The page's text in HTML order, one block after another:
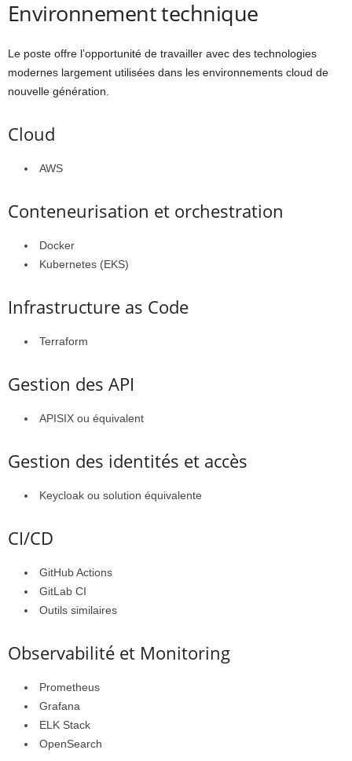
Environnement technique
Le poste offre l’opportunité de travailler avec des technologies
modernes largement utilisées dans les environnements cloud de
nouvelle génération.
Cloud
AWS
Conteneurisation et orchestration
Docker
Kubernetes (EKS)
Infrastructure as Code
Terraform
Gestion des API
APISIX ou équivalent
Gestion des identités et accès
Keycloak ou solution équivalente
CI/CD
GitHub Actions
GitLab CI
Outils similaires
Observabilité et Monitoring
Prometheus
Grafana
ELK Stack
OpenSearch